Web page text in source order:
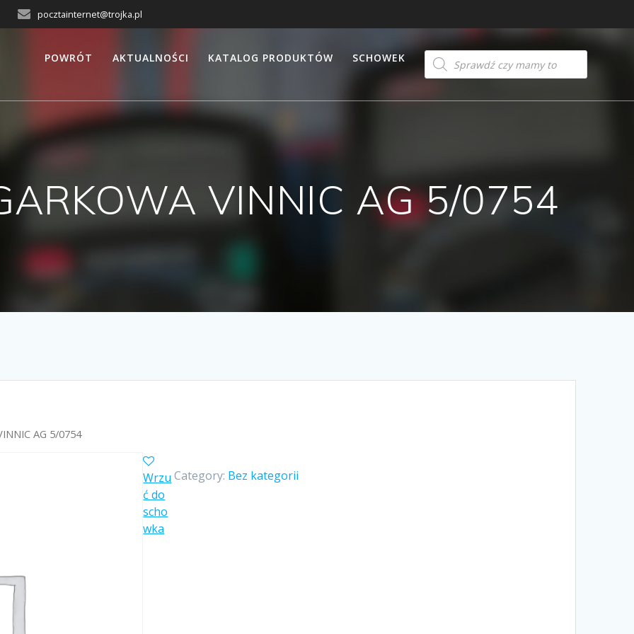
pocztainternet@trojka.pl
POWRÓT AKTUALNOŚCI KATALOG PRODUKTÓW SCHOWEK
Products
search
VINNIC AG 5/0754
AG 5/0754
Category: Bez kategorii
Wrzu
ć do
scho
wka